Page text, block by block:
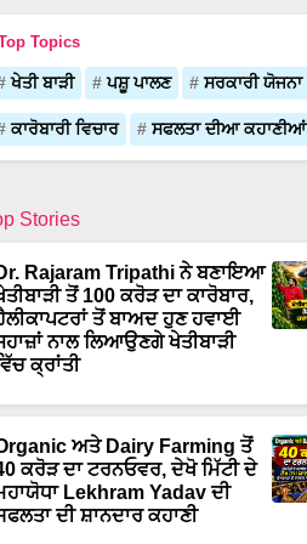
Topics
ਖੇਤੀ ਬਾੜੀ ਪਸ਼ੂ ਪਾਲਣ ਸਰਕਾਰੀ ਯੋਜਨਾ
ਕਾਰੋਬਾਰੀ ਵਿਚਾਰ ਸਫਲਤਾ ਦੀਆ ਕਹਾਣੀਆਂ
Stories
Rajaram Tripathi ਨੇ ਬਣਾਇਆ
ਤੋਂ 100 ਕਰੋੜ ਦਾ ਕਾਰੋਬਾਰ,
ਤੋਂ ਬਾਅਦ ਹੁਣ ਹਵਾਈ
ਨਾਲ ਲਿਆਉਣਗੇ ਖੇਤੀਬਾੜੀ
ਕ੍ਰਾਂਤੀ
ਅਤੇ Dairy Farming ਤੋਂ
ਕਰੋੜ ਦਾ ਟਰਨਓਵਰ, ਦੇਖੋ ਮਿੱਟੀ ਦੇ
Lekhram Yadav ਦੀ
ਦੀ ਸ਼ਾਨਦਾਰ ਕਹਾਣੀ